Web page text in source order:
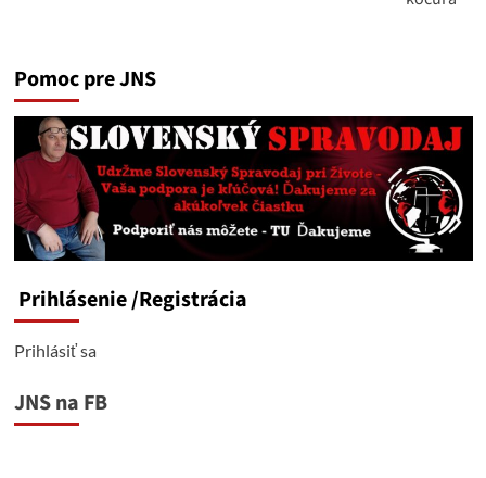
Pomoc pre JNS
Prihlásenie/Registrácia
Prihlásiť sa
JNS na FB